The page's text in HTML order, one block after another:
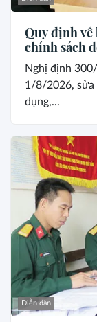
Quy định về
chính sách
Nghị định
1/8/2026, sửa
dụng,...
Diễn đàn